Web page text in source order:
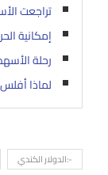
تراجعت
إمكانية
رحلة
لماذا
-:الدولار الكندي